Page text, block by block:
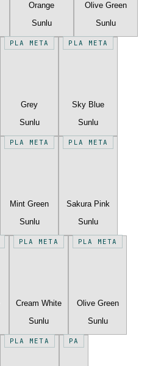
Orange
Sunlu
Olive Green
Sunlu
PLA META
Grey
Sunlu
PLA META
Sky Blue
Sunlu
PLA META
Mint Green
Sunlu
PLA META
Sakura Pink
Sunlu
PLA META
Cream White
Sunlu
PLA META
Olive Green
Sunlu
PLA META PA